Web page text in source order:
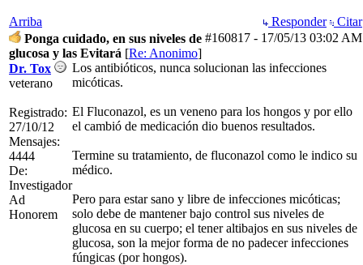
Arriba Responder
Citar
#160817 - 17/05/13 03:02 AM
Ponga cuidado, en sus niveles de
glucosa y las Evitará [Re: Anonimo]
Dr. Tox
veterano
Registrado:
27/10/12
Mensajes:
4444
De:
Investigador
Ad
Honorem
Los antibióticos, nunca solucionan las infecciones
micóticas.
El Fluconazol, es un veneno para los hongos y por ello
el cambió de medicación dio buenos resultados.
Termine su tratamiento, de fluconazol como le indico su
médico.
Pero para estar sano y libre de infecciones micóticas;
solo debe de mantener bajo control sus niveles de
glucosa en su cuerpo; el tener altibajos en sus niveles de
glucosa, son la mejor forma de no padecer infecciones
fúngicas (por hongos).